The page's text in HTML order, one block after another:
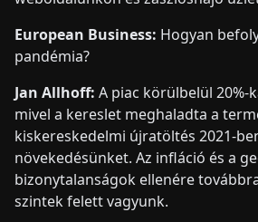
European Business: Hogyan
pandémia?
Jan Allhoff: A piac körülbelül 20%-
mivel a kereslet meghaladta a
kiskereskedelmi újratöltés 2021-
növekedésünket. Az infláció és a
bizonytalanságok ellenére
szintek felett vagyunk.